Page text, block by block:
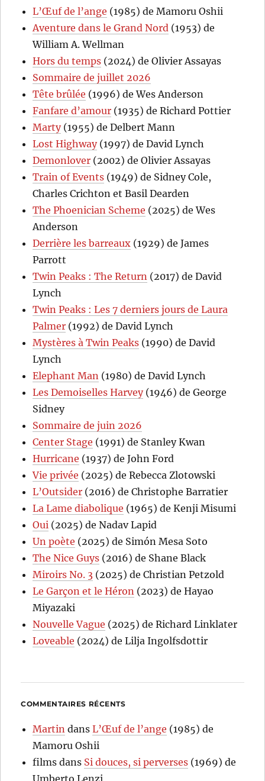
L’Œuf de l’ange (1985) de Mamoru Oshii
Aventure dans le Grand Nord (1953) de
William A. Wellman
Hors du temps (2024) de Olivier Assayas
Sommaire de juillet 2026
Tête brûlée (1996) de Wes Anderson
Fanfare d’amour (1935) de Richard Pottier
Marty(1955) de Delbert Mann
Lost Highway(1997) de David Lynch
Demonlover (2002) de Olivier Assayas
Train of Events (1949) de Sidney Cole,
Charles Crichton et Basil Dearden
The Phoenician Scheme (2025) de Wes
Anderson
Derrière les barreaux (1929) de James
Parrott
Twin Peaks : The Return (2017) de David
Lynch
Twin Peaks : Les 7 derniers jours de Laura
Palmer (1992) de David Lynch
Mystères à Twin Peaks (1990) de David
Lynch
Elephant Man (1980) de David Lynch
Les Demoiselles Harvey(1946) de George
Sidney
Sommaire de juin 2026
Center Stage (1991) de Stanley Kwan
Hurricane (1937) de John Ford
Vie privée (2025) de Rebecca Zlotowski
L’Outsider (2016) de Christophe Barratier
La Lame diabolique (1965) de Kenji Misumi
Oui (2025) de Nadav Lapid
Un poète (2025) de Simón Mesa Soto
The Nice Guys (2016) de Shane Black
Miroirs No. 3 (2025) de Christian Petzold
Le Garçon et le Héron (2023) de Hayao
Miyazaki
Nouvelle Vague (2025) de Richard Linklater
Loveable (2024) de Lilja Ingolfsdottir
COMMENTAIRES RÉCENTS
Martin dansL’Œuf de l’ange (1985) de
Mamoru Oshii
films dans Si douces, si perverses (1969) de
Umberto Lenzi